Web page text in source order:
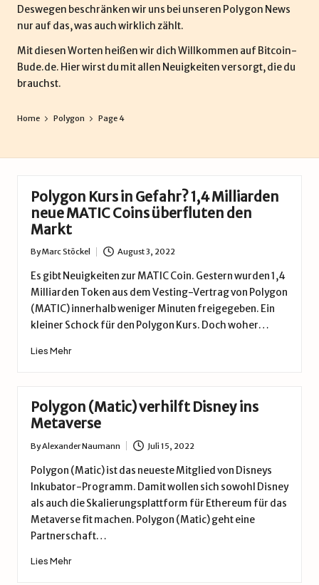
Deswegen beschränken wir uns bei unseren Polygon News
nur auf das, was auch wirklich zählt.
Mit diesen Worten heißen wir dich Willkommen auf Bitcoin-
Bude.de. Hier wirst du mit allen Neuigkeiten versorgt, die du
brauchst.
Home Polygon Page 4
Polygon Kurs in Gefahr? 1,4 Milliarden
neue MATIC Coins überfluten den
Markt
Posted
by
ByMarc Stöckel August 3, 2022
Es gibt Neuigkeiten zur MATIC Coin. Gestern wurden 1,4
Milliarden Token aus dem Vesting-Vertrag von Polygon
(MATIC) innerhalb weniger Minuten freigegeben. Ein
kleiner Schock für den Polygon Kurs. Doch woher…
Lies Mehr
Polygon (Matic) verhilft Disney ins
Metaverse
Posted
by
ByAlexander Naumann Juli 15, 2022
Polygon (Matic) ist das neueste Mitglied von Disneys
Inkubator-Programm. Damit wollen sich sowohl Disney
als auch die Skalierungsplattform für Ethereum für das
Metaverse fit machen. Polygon (Matic) geht eine
Partnerschaft…
Lies Mehr